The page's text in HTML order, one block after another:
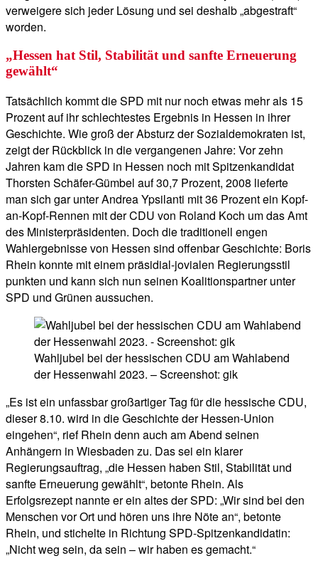
verweigere sich jeder Lösung und sei deshalb „abgestraft“
worden.
„Hessen hat Stil, Stabilität und sanfte Erneuerung
gewählt“
Tatsächlich kommt die SPD mit nur noch etwas mehr als 15
Prozent auf ihr schlechtestes Ergebnis in Hessen in ihrer
Geschichte. Wie groß der Absturz der Sozialdemokraten ist,
zeigt der Rückblick in die vergangenen Jahre: Vor zehn
Jahren kam die SPD in Hessen noch mit Spitzenkandidat
Thorsten Schäfer-Gümbel auf 30,7 Prozent, 2008 lieferte
man sich gar unter Andrea Ypsilanti mit 36 Prozent ein Kopf-
an-Kopf-Rennen mit der CDU von Roland Koch um das Amt
des Ministerpräsidenten. Doch die traditionell engen
Wahlergebnisse von Hessen sind offenbar Geschichte: Boris
Rhein konnte mit einem präsidial-jovialen Regierungsstil
punkten und kann sich nun seinen Koalitionspartner unter
SPD und Grünen aussuchen.
Wahljubel bei der hessischen CDU am Wahlabend
der Hessenwahl 2023. – Screenshot: gik
„Es ist ein unfassbar großartiger Tag für die hessische CDU,
dieser 8.10. wird in die Geschichte der Hessen-Union
eingehen“, rief Rhein denn auch am Abend seinen
Anhängern in Wiesbaden zu. Das sei ein klarer
Regierungsauftrag, „die Hessen haben Stil, Stabilität und
sanfte Erneuerung gewählt“, betonte Rhein. Als
Erfolgsrezept nannte er ein altes der SPD: „Wir sind bei den
Menschen vor Ort und hören uns ihre Nöte an“, betonte
Rhein, und stichelte in Richtung SPD-Spitzenkandidatin:
„Nicht weg sein, da sein – wir haben es gemacht.“